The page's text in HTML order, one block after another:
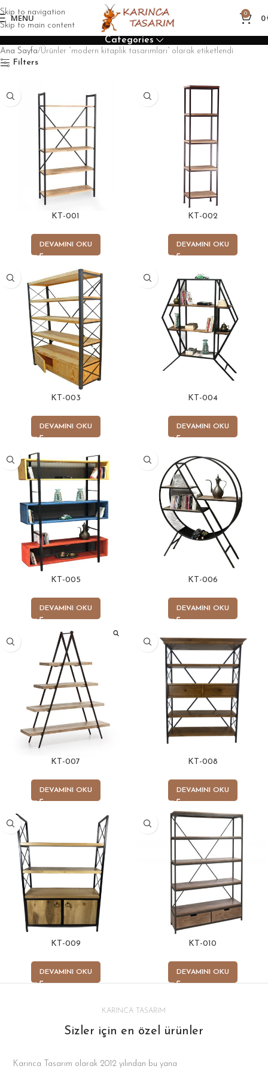
Skip to navigation
Skip to main content
MENU 0 0
Categories
Ana Sayfa Ürünler “modern kitaplık tasarımları” olarak etiketlendi
Filters
KT-001
DEVAMINI OKU
KT-002
DEVAMINI OKU
KT-003
DEVAMINI OKU
KT-004
DEVAMINI OKU
KT-005
DEVAMINI OKU
KT-006
DEVAMINI OKU
KT-007
DEVAMINI OKU
KT-008
DEVAMINI OKU
KT-009
DEVAMINI OKU
KT-010
DEVAMINI OKU
KARINCA TASARIM
Sizler için en özel ürünler
Karınca Tasarım olarak 2012 yılından bu yana